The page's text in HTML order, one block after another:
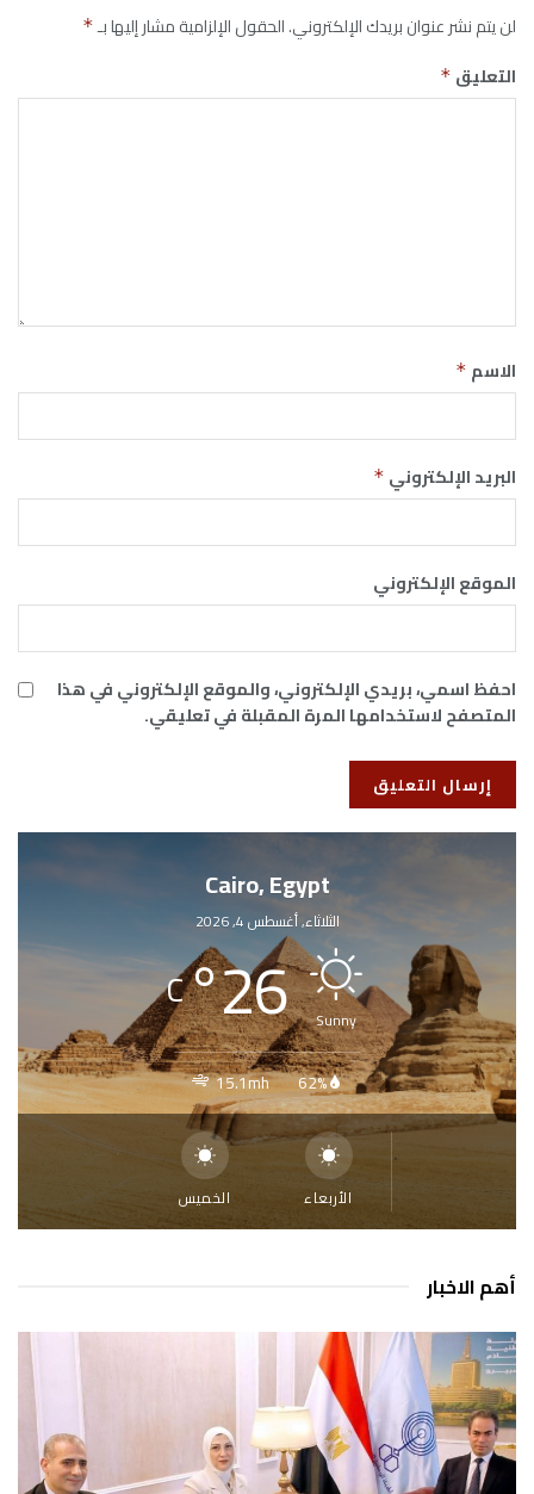
لن يتم نشر عنوان بريدك الإلكتروني.الحقول الإلزامية مشار إليها بـ*
التعليق *
الاسم *
البريد الإلكتروني *
الموقع الإلكتروني
احفظ اسمي، بريدي الإلكتروني، والموقع الإلكتروني في هذا
المتصفح لاستخدامها المرة المقبلة في تعليقي.
Cairo, Egypt
الثلاثاء, أغسطس 4, 2026
Sunny
26
°
C
62%
15.1mh
الأربعاء الخميس
أهم الاخبار